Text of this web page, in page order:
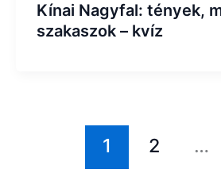
Kínai Nagyfal: tények,
szakaszok – kvíz
1 2 …